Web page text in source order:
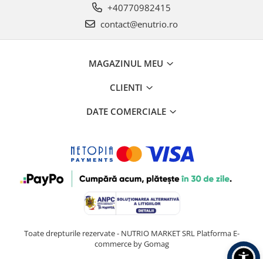
+40770982415
contact@enutrio.ro
MAGAZINUL MEU
CLIENTI
DATE COMERCIALE
Toate drepturile rezervate - NUTRIO MARKET SRL Platforma E-
commerce by Gomag